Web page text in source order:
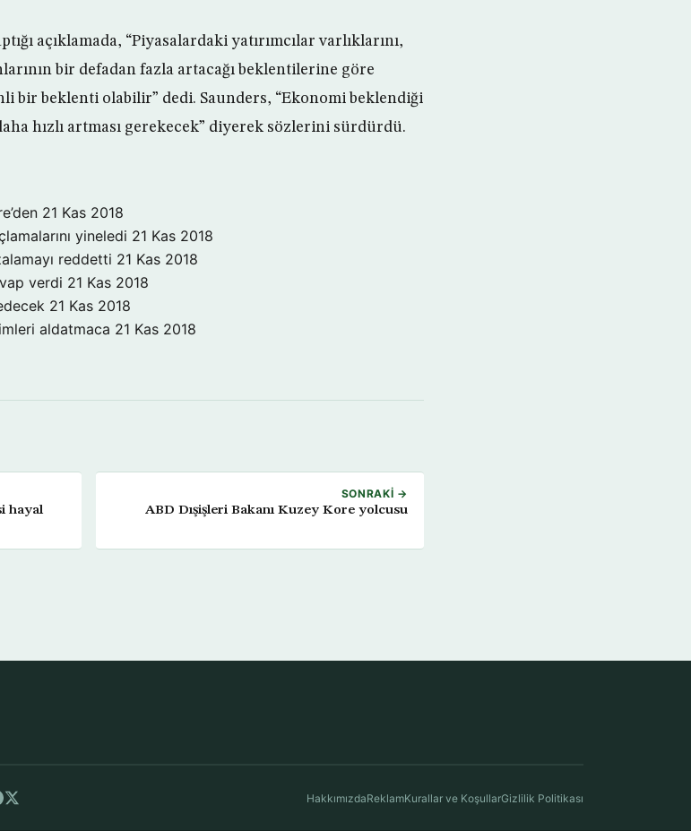
açıklamada, “Piyasalardaki yatırımcılar varlıklarını,
bir defadan fazla artacağı beklentilerine göre
bir beklenti olabilir” dedi. Saunders, “Ekonomi beklendiği
hızlı artması gerekecek” diyerek sözlerini sürdürdü.
21 Kas 2018
yineledi 21 Kas 2018
reddetti 21 Kas 2018
verdi 21 Kas 2018
21 Kas 2018
aldatmaca 21 Kas 2018
hayal
SONRAKI →
ABD Dışişleri Bakanı Kuzey Kore yolcusu
HakkımızdaReklamKurallar ve KoşullarGizlilik Politikası